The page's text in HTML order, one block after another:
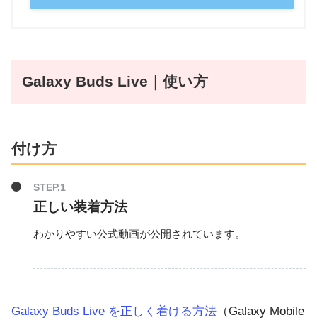
Galaxy Buds Live｜使い方
付け方
正しい装着方法
わかりやすい公式動画が公開されています。
Galaxy Buds Live を正しく着ける方法 （Galaxy Mobile